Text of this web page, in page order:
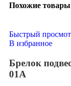
Похожие товары
Быстрый
В избранное
Брелок
01А